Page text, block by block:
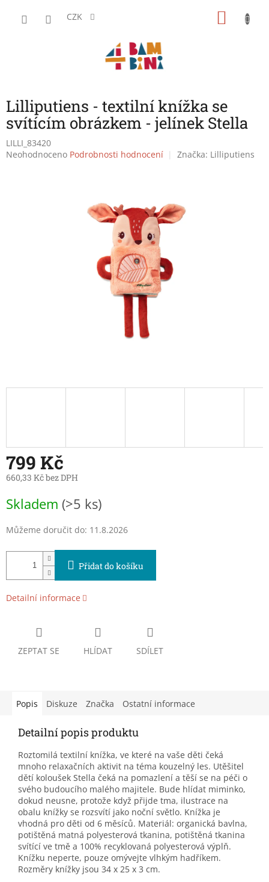
CZK
Lilliputiens - textilní knížka se
svítícím obrázkem - jelínek Stella
LILLI_83420
Průměrné
Neohodnoceno Podrobnosti hodnocení Značka: Lilliputiens
799 Kč
660,33 Kč bez DPH
cena:
Skladem (>5 ks)
Můžeme doručit do: 11.8.2026
Přidat do košíku
Detailní informace
ZEPTAT SE HLÍDAT SDÍLET
Popis Diskuze Značka Ostatní informace
Detailní popis produktu
Roztomilá textilní knížka, ve které na vaše děti čeká
mnoho relaxačních aktivit na téma kouzelný les. Utěšitel
dětí koloušek Stella čeká na pomazlení a těší se na péči o
svého budoucího malého majitele. Bude hlídat miminko,
dokud neusne, protože když přijde tma, ilustrace na
obalu knížky se rozsvítí jako noční světlo. Knížka je
vhodná pro děti od 6 měsíců. Materiál: organická bavlna,
potištěná matná polyesterová tkanina, potištěná tkanina
svítící ve tmě a 100% recyklovaná polyesterová výplň.
Knížku neperte, pouze omývejte vlhkým hadříkem.
Rozměry knížky jsou 34 x 25 x 3 cm.